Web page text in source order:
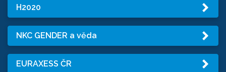
H2020
NKC GENDER a věda
EURAXESS ČR